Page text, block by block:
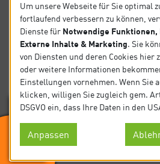
News
Datenschutz
SOCIAL
Folgen Sie uns auf Social Media.
Um unsere Webseite für Sie optimal
fortlaufend verbessern zu können,
Dienste für Notwendige
Externe Inhalte & Marketing. Sie
von Diensten und deren Cookies hier
oder weitere Informationen
Einstellungen vornehmen. Wenn Sie
klicken, willigen Sie zugleich gem.
DSGVO ein, dass Ihre Daten in den
Anpassen